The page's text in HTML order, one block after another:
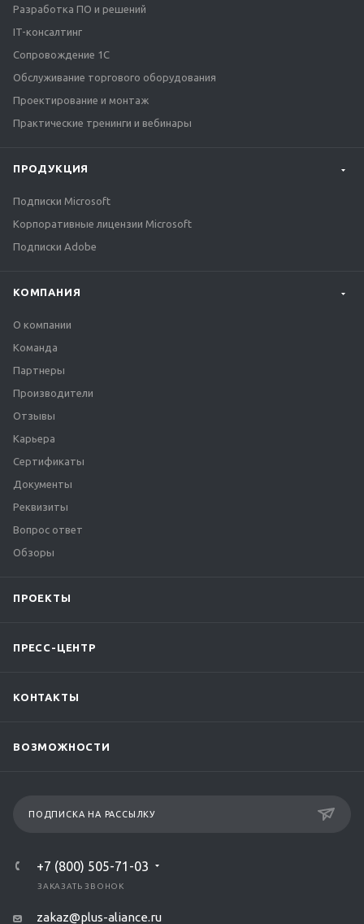
Разработка ПО и решений
IT-консалтинг
Сопровождение 1С
Обслуживание торгового оборудования
Проектирование и монтаж
Практические тренинги и вебинары
ПРОДУКЦИЯ
Подписки Microsoft
Корпоративные лицензии Microsoft
Подписки Adobe
КОМПАНИЯ
О компании
Команда
Партнеры
Производители
Отзывы
Карьера
Сертификаты
Документы
Реквизиты
Вопрос ответ
Обзоры
ПРОЕКТЫ
ПРЕСС-ЦЕНТР
КОНТАКТЫ
ВОЗМОЖНОСТИ
ПОДПИСКА НА РАССЫЛКУ
+7 (800) 505-71-03
ЗАКАЗАТЬ ЗВОНОК
zakaz@plus-aliance.ru